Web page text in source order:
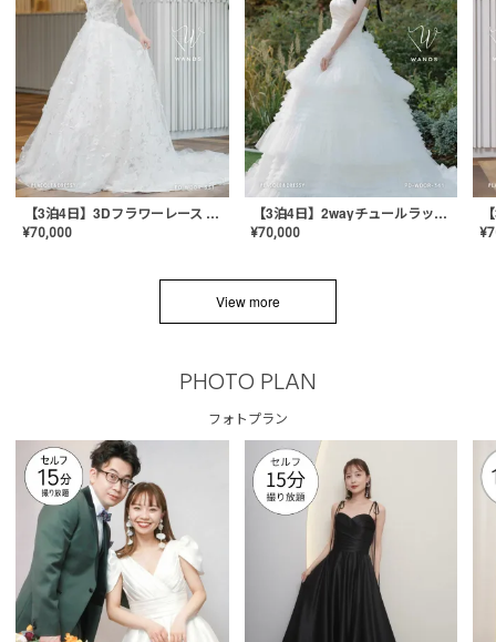
【3泊4日】3Dフラワーレース ドレス〈PD-WDOR-331〉
¥70,000
【3泊4日】2wayチュールラッフルドレス〈PD-WDOR-341RTL〉
¥70,000 ¥
View more
PHOTO PLAN
フォトプラン